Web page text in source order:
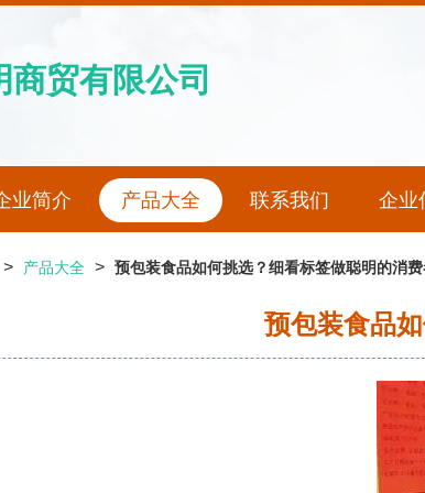
商贸有限公司
业简介 产品大全 联系我们 企业
> 产品大全 > 预包装食品如何挑选？细看标签做聪明的消
预包装食品